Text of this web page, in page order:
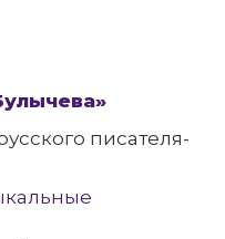
писателя-